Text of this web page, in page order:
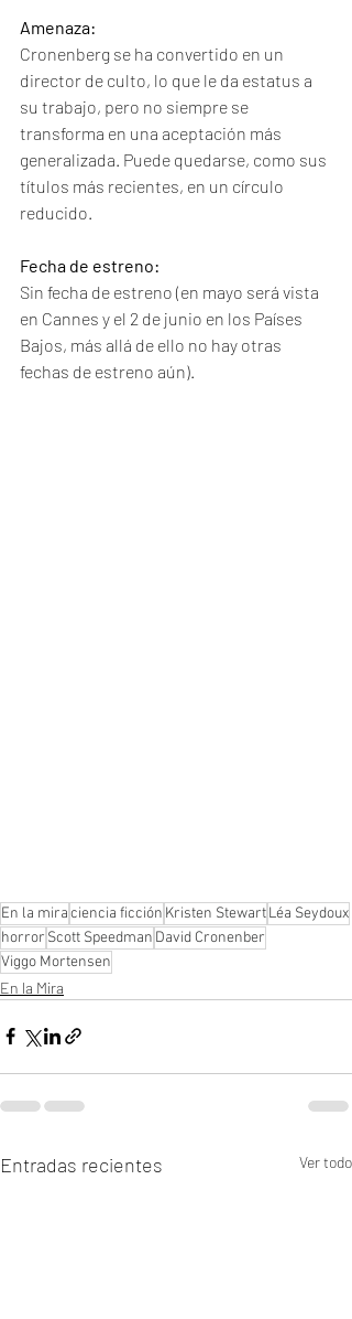
Amenaza:
Cronenberg se ha convertido en un
director de culto, lo que le da estatus a
su trabajo, pero no siempre se
transforma en una aceptación más
generalizada. Puede quedarse, como sus
títulos más recientes, en un círculo
reducido.
Fecha de estreno:
Sin fecha de estreno (en mayo será vista
en Cannes y el 2 de junio en los Países
Bajos, más allá de ello no hay otras
fechas de estreno aún).
En la miraciencia ficción Kristen StewartLéa Seydoux
horror Scott Speedman David Cronenber
Viggo Mortensen
En la Mira
Entradas recientes Ver todo